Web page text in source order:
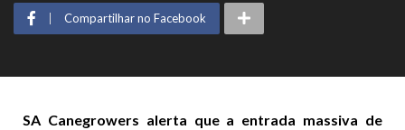
Compartilhar no Facebook
SA Canegrowers alerta que a entrada massiva de